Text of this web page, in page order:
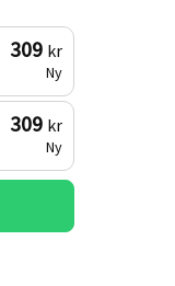
309 kr
Ny
309 kr
Ny